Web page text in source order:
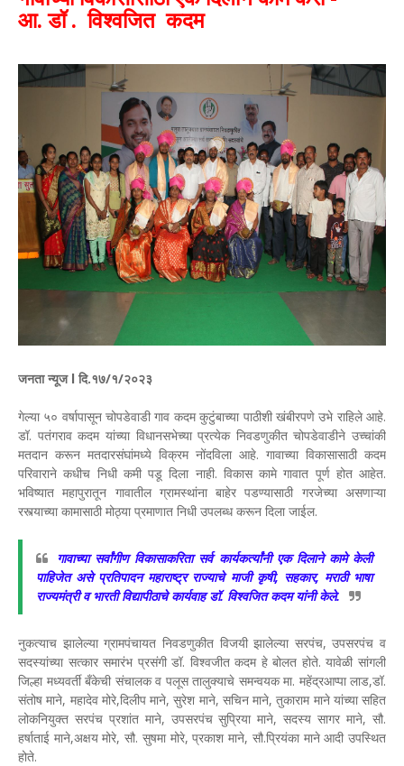
आ.डॉ . विश्‍वजित कदम
जनता न्यूज l दि.१७/१/२०२३
गेल्या ५० वर्षापासून चोपडेवाडी गाव कदम कुटुंबाच्या पाठीशी खंबीरपणे उभे राहिले आहे.
डॉ. पतंगराव कदम यांच्या विधानसभेच्या प्रत्येक निवडणुकीत चोपडेवाडीने उच्चांकी
मतदान करून मतदारसंघांमध्ये विक्रम नोंदविला आहे. गावाच्या विकासासाठी कदम
परिवाराने कधीच निधी कमी पडू दिला नाही. विकास कामे गावात पूर्ण होत आहेत.
भविष्यात महापुरातून गावातील ग्रामस्थांना बाहेर पडण्यासाठी गरजेच्या असणाऱ्या
रस्त्याच्या कामासाठी मोठ्या प्रमाणात निधी उपलब्ध करून दिला जाईल.
गावाच्या सर्वांगीण विकासाकरिता सर्व कार्यकर्त्यांनी एक दिलाने कामे केली
पाहिजेत असे प्रतिपादन महाराष्ट्र राज्याचे माजी कृषी, सहकार, मराठी भाषा
राज्यमंत्री व भारती विद्यापीठाचे कार्यवाह डॉ. विश्‍वजित कदम यांनी केले.
नुकत्याच झालेल्या ग्रामपंचायत निवडणुकीत विजयी झालेल्या सरपंच, उपसरपंच व
सदस्यांच्या सत्कार समारंभ प्रसंगी डॉ. विश्वजीत कदम हे बोलत होते. यावेळी सांगली
जिल्हा मध्यवर्ती बँकेची संचालक व पलूस तालुक्याचे समन्वयक मा. महेंद्रआप्पा लाड,डॉ.
संतोष माने, महादेव मोरे,दिलीप माने, सुरेश माने, सचिन माने, तुकाराम माने यांच्या सहित
लोकनियुक्त सरपंच प्रशांत माने, उपसरपंच सुप्रिया माने, सदस्य सागर माने, सौ.
हर्षाताई माने,अक्षय मोरे, सौ. सुषमा मोरे, प्रकाश माने, सौ.प्रियंका माने आदी उपस्थित
होते.